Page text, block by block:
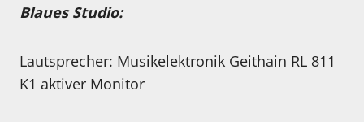
Blaues Studio:
Lautsprecher: Musikelektronik Geithain RL 811
K1 aktiver Monitor